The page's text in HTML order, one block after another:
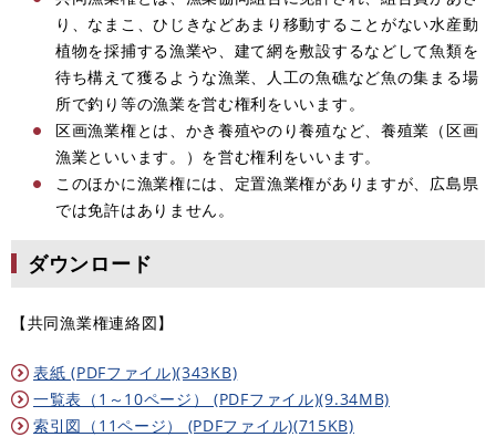
り、なまこ、ひじきなどあまり移動することがない水産動
植物を採捕する漁業や、建て網を敷設するなどして魚類を
待ち構えて獲るような漁業、人工の魚礁など魚の集まる場
所で釣り等の漁業を営む権利をいいます。
区画漁業権とは、かき養殖やのり養殖など、養殖業（区画
漁業といいます。）を営む権利をいいます。
このほかに漁業権には、定置漁業権がありますが、広島県
では免許はありません。
ダウンロード
【共同漁業権連絡図】
表紙 (PDFファイル)(343KB)
一覧表（1～10ページ） (PDFファイル)(9.34MB)
索引図（11ページ） (PDFファイル)(715KB)